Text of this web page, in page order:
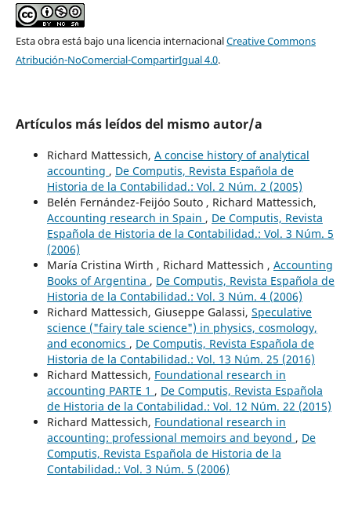
Esta obra está bajo una licencia internacionalCreative Commons
Atribución-NoComercial-CompartirIgual 4.0.
Artículos más leídos del mismo autor/a
Richard Mattessich, A concise history of analytical
accounting , De Computis, Revista Española de
Historia de la Contabilidad.: Vol. 2 Núm. 2 (2005)
Belén Fernández-Feijóo Souto , Richard Mattessich,
Accounting research in Spain , De Computis, Revista
Española de Historia de la Contabilidad.: Vol. 3 Núm. 5
(2006)
María Cristina Wirth , Richard Mattessich , Accounting
Books of Argentina , De Computis, Revista Española de
Historia de la Contabilidad.: Vol. 3 Núm. 4 (2006)
Richard Mattessich, Giuseppe Galassi, Speculative
science ("fairy tale science") in physics, cosmology,
and economics , De Computis, Revista Española de
Historia de la Contabilidad.: Vol. 13 Núm. 25 (2016)
Richard Mattessich, Foundational research in
accounting PARTE 1 , De Computis, Revista Española
de Historia de la Contabilidad.: Vol. 12 Núm. 22 (2015)
Richard Mattessich, Foundational research in
accounting: professional memoirs and beyond , De
Computis, Revista Española de Historia de la
Contabilidad.: Vol. 3 Núm. 5 (2006)